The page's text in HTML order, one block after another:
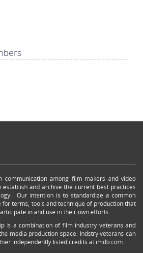
communication among film makers and video
and archive the current best practices
Our intention is to standardize a common
terms, tools and technique of production that
in and use in their own efforts.
is a combination of film industry veterans and
media production space. Indstry veterans can
independently listed credits at imdb.com.